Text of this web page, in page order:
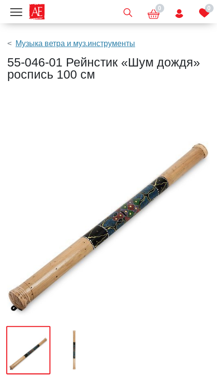
Показать меню 0 0
Музыка ветра и муз.инструменты
55-046-01 Рейнстик «Шум дождя»
роспись 100 см